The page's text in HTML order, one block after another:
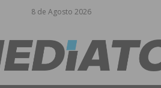
8 de Agosto 2026